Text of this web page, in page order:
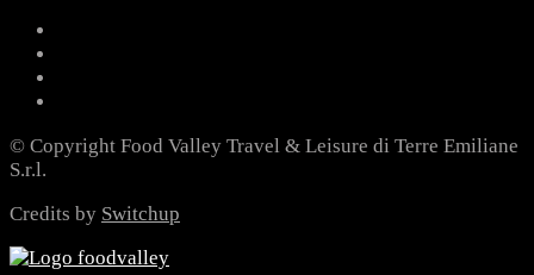
© Copyright Food Valley Travel & Leisure di Terre Emiliane
S.r.l.
Credits by Switchup